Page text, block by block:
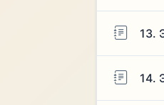
13.
14.